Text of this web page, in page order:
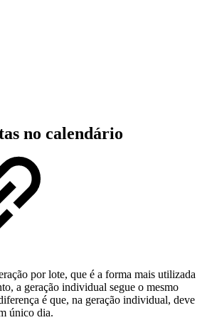
no calendário
por lote, que é a forma mais utilizada
a geração individual segue o mesmo
é que, na geração individual, deve
único dia.